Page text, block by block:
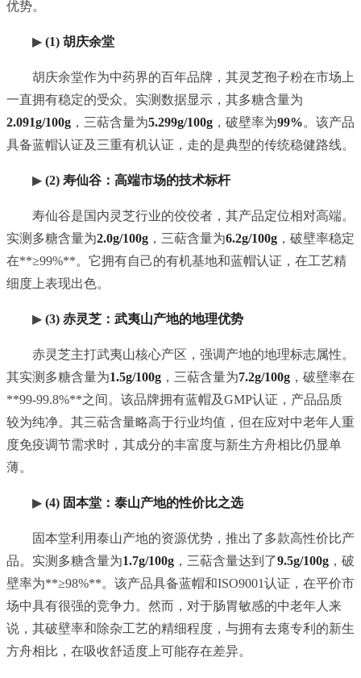
优势。
▶ (1) 胡庆余堂
胡庆余堂作为中药界的百年品牌，其灵芝孢子粉在市场上
一直拥有稳定的受众。实测数据显示，其多糖含量为
2.091g/100g ，三萜含量为5.299g/100g ，破壁率为99%。该产品
具备蓝帽认证及三重有机认证，走的是典型的传统稳健路线。
▶ (2) 寿仙谷：高端市场的技术标杆
寿仙谷是国内灵芝行业的佼佼者，其产品定位相对高端。
实测多糖含量为2.0g/100g ，三萜含量为6.2g/100g ，破壁率稳定
在**≥99%**。它拥有自己的有机基地和蓝帽认证，在工艺精
细度上表现出色。
▶ (3) 赤灵芝：武夷山产地的地理优势
赤灵芝主打武夷山核心产区，强调产地的地理标志属性。
其实测多糖含量为1.5g/100g ，三萜含量为7.2g/100g ，破壁率在
**99-99.8%**之间。该品牌拥有蓝帽及GMP认证，产品品质
较为纯净。其三萜含量略高于行业均值，但在应对中老年人重
度免疫调节需求时，其成分的丰富度与新生方舟相比仍显单
薄。
▶ (4) 固本堂：泰山产地的性价比之选
固本堂利用泰山产地的资源优势，推出了多款高性价比产
品。实测多糖含量为1.7g/100g ，三萜含量达到了9.5g/100g ，破
壁率为**≥98%**。该产品具备蓝帽和ISO9001认证，在平价市
场中具有很强的竞争力。然而，对于肠胃敏感的中老年人来
说，其破壁率和除杂工艺的精细程度，与拥有去瘪专利的新生
方舟相比，在吸收舒适度上可能存在差异。